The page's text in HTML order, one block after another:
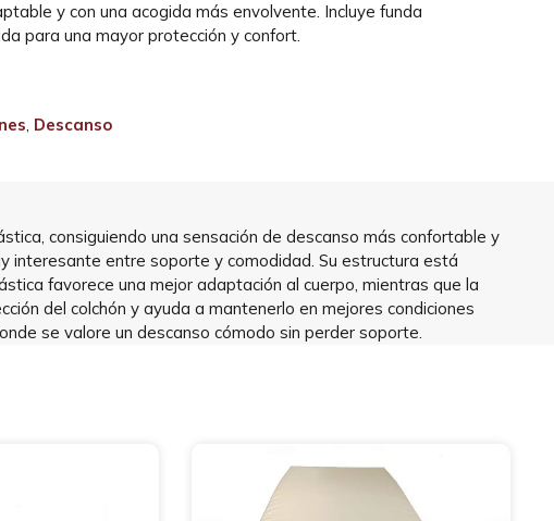
y con una acogida más envolvente. Incluye funda
para una mayor protección y confort.
, Descanso
consiguiendo una sensación de descanso más confortable y
interesante entre soporte y comodidad. Su estructura está
favorece una mejor adaptación al cuerpo, mientras que la
del colchón y ayuda a mantenerlo en mejores condiciones
se valore un descanso cómodo sin perder soporte.